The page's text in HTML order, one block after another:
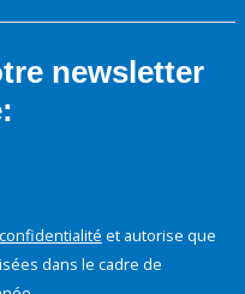
newsletter
et autorise que
dans le cadre de